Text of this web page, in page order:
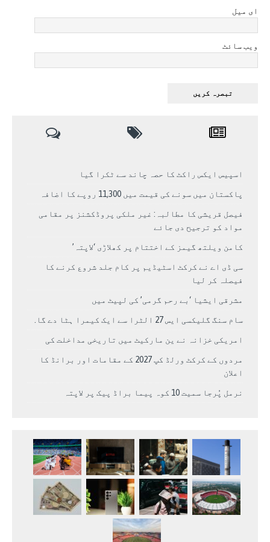
ای میل
ویب سائٹ
اسپیس ایکس راکٹ کا حصہ چاند سے ٹکرا گیا
پاکستان میں سونے کی قیمت میں 11,300 روپے کا اضافہ
فیصل قریشی کا مطالبہ: غیر ملکی پروڈکشنز پر مقامی
مواد کو ترجیح دی جائے
کامن ویلتھ گیمز کے اختتام پر کھلاڑی ‘لاپتہ’
سی ڈی اے نے کرکٹ اسٹیڈیم پر کام جلد شروع کرنے کا
فیصلہ کر لیا
مشرقی ایشیا ‘بے رحم گرمی’ کی لپیٹ میں
سام سنگ گلیکسی ایس 27 الٹرا سے ایک کیمرا ہٹا دے گا.
امریکی خزانہ نے ین مارکیٹ میں تاریخی مداخلت کی
مردوں کے کرکٹ ورلڈ کپ 2027 کے مقامات اور برانڈ کا
اعلان
نرمل پُرجا سمیت 10 کوہ پیما براڈ پیک پر لاپتہ